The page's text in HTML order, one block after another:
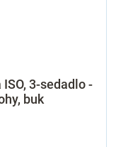
3-sedadlo -
buk